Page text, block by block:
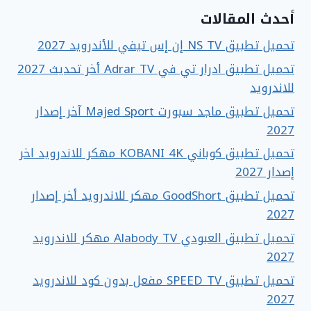
أحدث المقالات
تحميل تطبيق NS TV إن إس تيفي للأندرويد 2027
تحميل تطبيق ادرار تي في Adrar TV أخر تحديث 2027
للاندرويد
تحميل تطبيق ماجد سبورت Majed Sport آخر إصدار
2027
تحميل تطبيق كوباني KOBANI 4K مهكر للاندرويد اخر
إصدار 2027
تحميل تطبيق GoodShort مهكر للاندرويد أخر إصدار
2027
تحميل تطبيق العبودي Alabody TV مهكر للاندرويد
2027
تحميل تطبيق SPEED TV مفعل بدون كود للاندرويد
2027